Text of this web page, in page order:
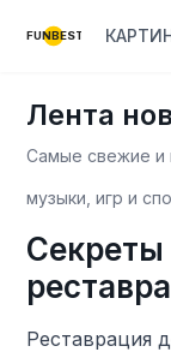
FUNBEST
Лента
Самые свежие и
музыки, игр и
Реставрация